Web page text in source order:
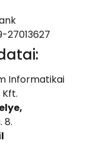
27013627
Informatikai
8.